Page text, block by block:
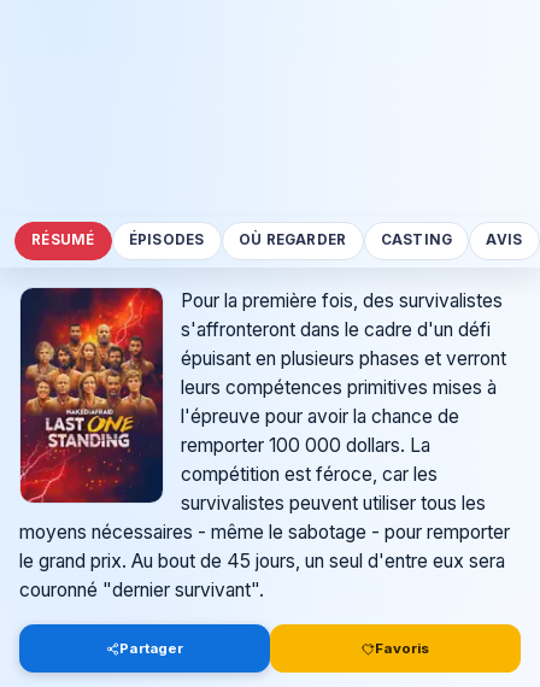
RÉSUMÉ ÉPISODES OÙ REGARDER CASTING AVIS
Pour la première fois, des survivalistes
s'affronteront dans le cadre d'un défi
épuisant en plusieurs phases et verront
leurs compétences primitives mises à
l'épreuve pour avoir la chance de
remporter 100 000 dollars. La
compétition est féroce, car les
survivalistes peuvent utiliser tous les
moyens nécessaires - même le sabotage - pour remporter
le grand prix. Au bout de 45 jours, un seul d'entre eux sera
couronné "dernier survivant".
Partager Favoris